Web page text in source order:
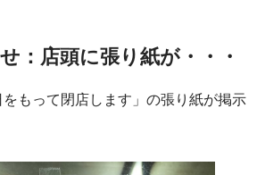
：店頭に張り紙が・・・
もって閉店します」の張り紙が掲示